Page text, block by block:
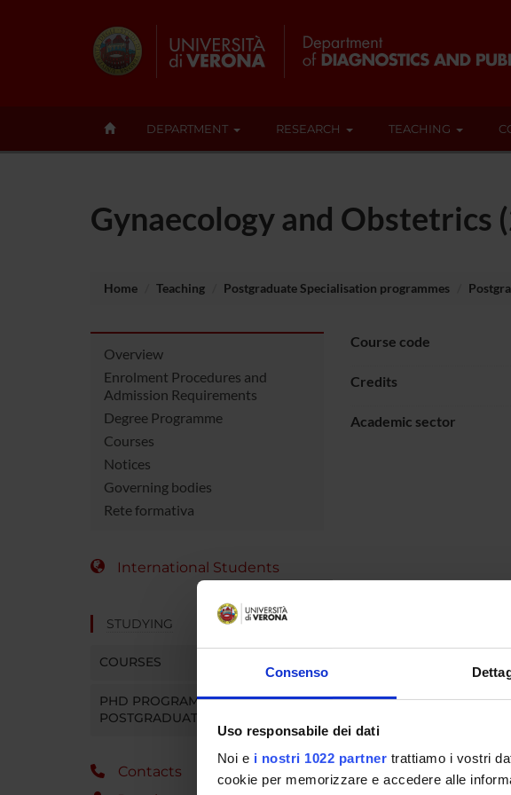
Consenso
Uso responsabile dei dati
Noi e i nostri 1022 partner trattiamo i vostri
cookie per memorizzare e accedere alle
DEPARTMENT RESEARCH TEACHING
Gynaecology and Obstetrics
Home Teaching Postgraduate Specialisation programmes
Overview
Enrolment Procedures and
Admission Requirements
Degree Programme
Courses
Notices
Governing bodies
Rete formativa
International Students
STUDYING
COURSES
PHD PROGRAMMES AND
POSTGRADUATE TRAINING
Contacts
Course code
Credits
Academic sector